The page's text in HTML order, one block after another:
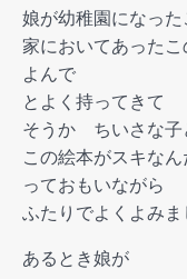
娘が幼稚園になった
家においてあったこ
よんで
とよく持ってきて
そうか ちいさな子
この絵本がスキなん
っておもいながら
ふたりでよくよみま
あるとき娘が